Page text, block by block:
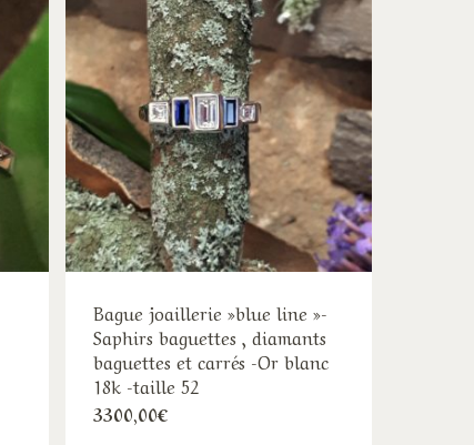
Bague joaillerie »blue line »-
Saphirs baguettes , diamants
baguettes et carrés -Or blanc
18k -taille 52
3300,00€